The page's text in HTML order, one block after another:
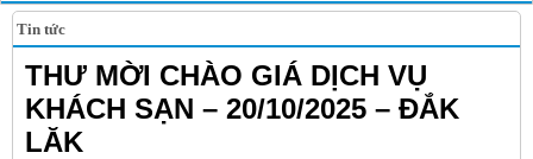
Tin tức
THƯ MỜI CHÀO GIÁ DỊCH VỤ
KHÁCH SẠN – 20/10/2025 – ĐẮK
LĂK